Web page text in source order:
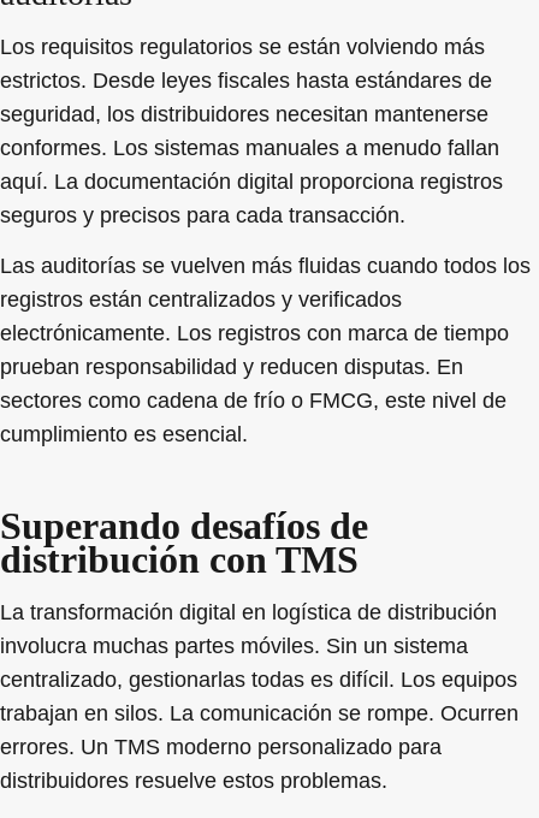
Los requisitos regulatorios se están volviendo más
estrictos. Desde leyes fiscales hasta estándares de
seguridad, los distribuidores necesitan mantenerse
conformes. Los sistemas manuales a menudo fallan
aquí. La documentación digital proporciona registros
seguros y precisos para cada transacción.
Las auditorías se vuelven más fluidas cuando todos los
registros están centralizados y verificados
electrónicamente. Los registros con marca de tiempo
prueban responsabilidad y reducen disputas. En
sectores como cadena de frío o FMCG, este nivel de
cumplimiento es esencial.
Superando desafíos de
distribución con TMS
La transformación digital en logística de distribución
involucra muchas partes móviles. Sin un sistema
centralizado, gestionarlas todas es difícil. Los equipos
trabajan en silos. La comunicación se rompe. Ocurren
errores. Un TMS moderno personalizado para
distribuidores resuelve estos problemas.